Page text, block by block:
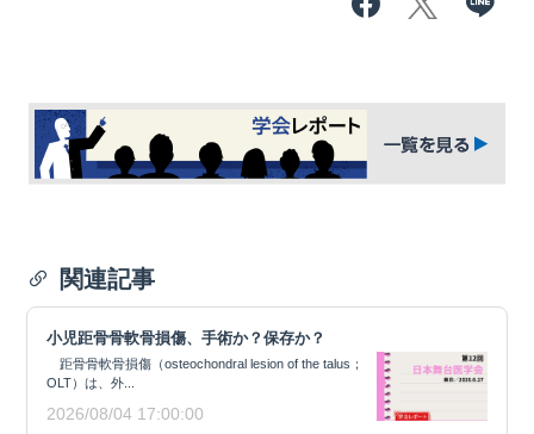
関連記事
小児距骨骨軟骨損傷、手術か？保存か？
距骨骨軟骨損傷（osteochondral lesion of the talus；
OLT）は、外...
2026/08/04 17:00:00